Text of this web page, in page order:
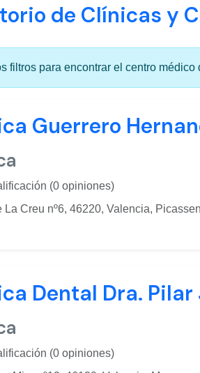
de Clínicas y
filtros para encontrar el centro médico
Guerrero
(0 opiniones)
La Creu nº6, 46220, Valencia,
Dental Dra. Pilar
(0 opiniones)